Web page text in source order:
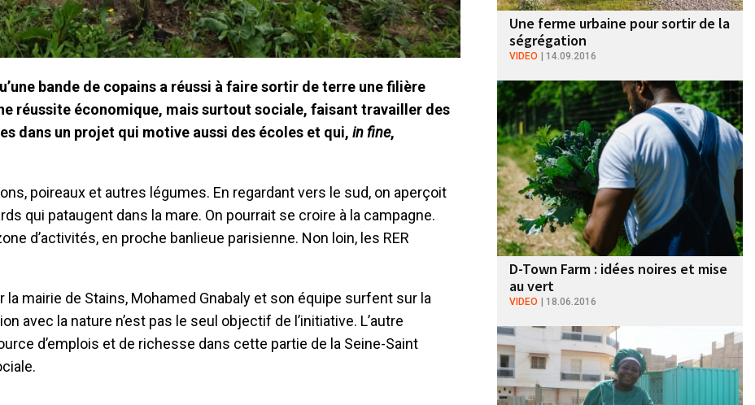
bande de copains a réussi à faire sortir de terre une filière
réussite économique, mais surtout sociale, faisant travailler des
dans un projet qui motive aussi des écoles et qui, in fine,
poireaux et autres légumes. En regardant vers le sud, on aperçoit
qui pataugent dans la mare. On pourrait se croire à la campagne.
d’activités, en proche banlieue parisienne. Non loin, les RER
mairie de Stains, Mohamed Gnabaly et son équipe surfent sur la
avec la nature n’est pas le seul objectif de l’initiative. L’autre
d’emplois et de richesse dans cette partie de la Seine-Saint
Une ferme urbaine pour sortir de la
ségrégation
VIDEO 14.09.2016
D-Town Farm : idées noires et mise
au vert
VIDEO 18.06.2016